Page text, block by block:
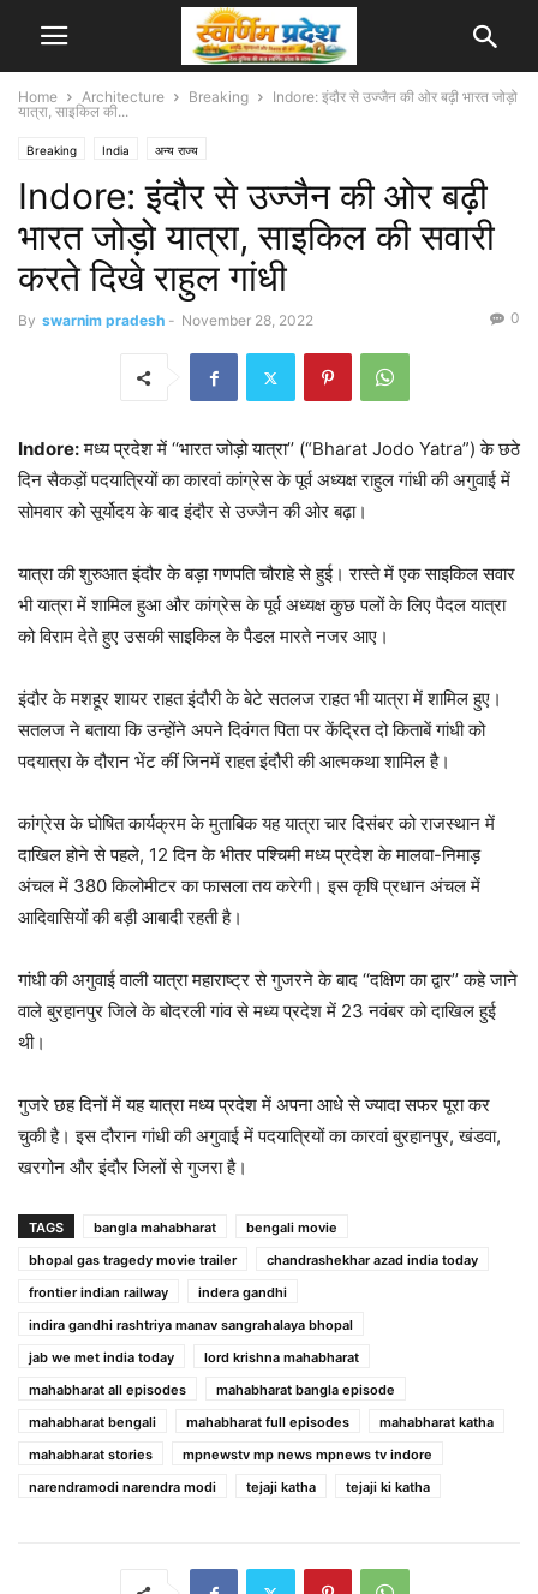
Home Architecture Breaking
Indore: इंदौर से उज्जैन की ओर बढ़ी भारत जोड़ो
यात्रा, साइकिल की...
Breaking India अन्य राज्य
Indore: इंदौर से उज्जैन की ओर बढ़ी
भारत जोड़ो यात्रा, साइकिल की सवारी
करते दिखे राहुल गांधी
By swarnim pradesh - November 28, 2022 0
Indore:मध्य प्रदेश में ‘‘भारत जोड़ो यात्रा’’ (“Bharat Jodo Yatra”) के छठे
दिन सैकड़ों पदयात्रियों का कारवां कांग्रेस के पूर्व अध्यक्ष राहुल गांधी की अगुवाई में
सोमवार को सूर्योदय के बाद इंदौर से उज्जैन की ओर बढ़ा।
यात्रा की शुरुआत इंदौर के बड़ा गणपति चौराहे से हुई। रास्ते में एक साइकिल सवार
भी यात्रा में शामिल हुआ और कांग्रेस के पूर्व अध्यक्ष कुछ पलों के लिए पैदल यात्रा
को विराम देते हुए उसकी साइकिल के पैडल मारते नजर आए।
इंदौर के मशहूर शायर राहत इंदौरी के बेटे सतलज राहत भी यात्रा में शामिल हुए।
सतलज ने बताया कि उन्होंने अपने दिवंगत पिता पर केंद्रित दो किताबें गांधी को
पदयात्रा के दौरान भेंट कीं जिनमें राहत इंदौरी की आत्मकथा शामिल है।
कांग्रेस के घोषित कार्यक्रम के मुताबिक यह यात्रा चार दिसंबर को राजस्थान में
दाखिल होने से पहले, 12 दिन के भीतर पश्चिमी मध्य प्रदेश के मालवा-निमाड़
अंचल में 380 किलोमीटर का फासला तय करेगी। इस कृषि प्रधान अंचल में
आदिवासियों की बड़ी आबादी रहती है।
गांधी की अगुवाई वाली यात्रा महाराष्ट्र से गुजरने के बाद ‘‘दक्षिण का द्वार’’ कहे जाने
वाले बुरहानपुर जिले के बोदरली गांव से मध्य प्रदेश में 23 नवंबर को दाखिल हुई
थी।
गुजरे छह दिनों में यह यात्रा मध्य प्रदेश में अपना आधे से ज्यादा सफर पूरा कर
चुकी है। इस दौरान गांधी की अगुवाई में पदयात्रियों का कारवां बुरहानपुर, खंडवा,
खरगोन और इंदौर जिलों से गुजरा है।
TAGS bangla mahabharat
bengali movie
bhopal gas tragedy movie trailer
chandrashekhar azad india today
frontier indian railway
indera gandhi
indira gandhi rashtriya manav sangrahalaya bhopal
jab we met india today
lord krishna mahabharat
mahabharat all episodes
mahabharat bangla episode
mahabharat bengali
mahabharat full episodes
mahabharat katha
mahabharat stories
mpnewstv mp news mpnews tv indore
narendramodi narendra modi
tejaji katha tejaji ki katha